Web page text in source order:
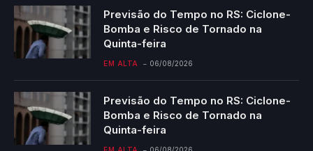
Previsão do Tempo no RS: Ciclone-
Bomba e Risco de Tornado na
Quinta-feira
EM ALTA 06/08/2026
Previsão do Tempo no RS: Ciclone-
Bomba e Risco de Tornado na
Quinta-feira